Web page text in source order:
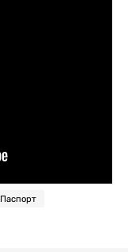
Паспорт